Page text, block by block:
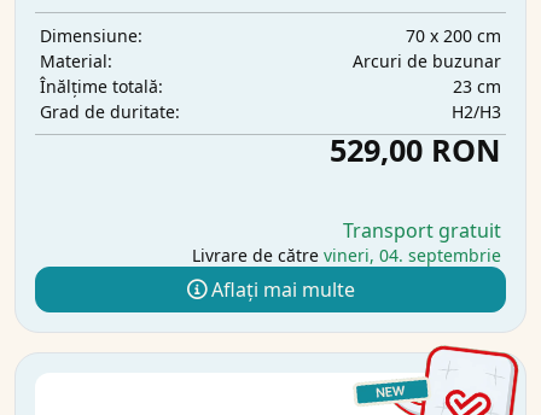
Dimensiune:
70 x 200 cm
Material:
Arcuri de buzunar
Înălțime totală:
23 cm
Grad de duritate:
H2/H3
529,00 RON
Transport gratuit
Livrare de către vineri, 04. septembrie
Aflați mai multe